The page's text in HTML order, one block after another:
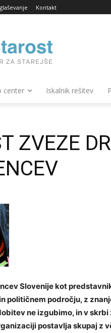
Kontakt
center Iskalnik rešitev
ZVEZE
Slovenije kot
političnem področju, z
ne izgubimo, in v
postavlja skupaj z